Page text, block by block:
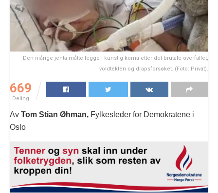
Den niårige jenta måtte legge i kunstig koma etter det brutale overfallet,
voldtekten og drapsforsøket. (Foto: Privat).
669
Deling
Av Tom Stian Øhman, Fylkesleder for Demokratene i
Oslo